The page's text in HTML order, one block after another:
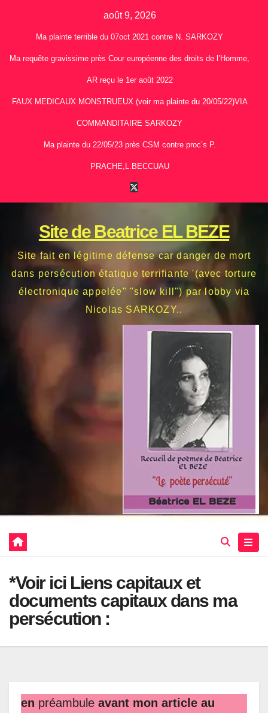
août 9, 2026
Ma plainte terrible du 07oct 2021 contre N. SARKOZY
Ma requête gravissime près Cour européenne des droits de l’Homme,
AR reçu le 1er août 2022
FAUX MEDICAUX MONSTRUEUX (voir ma plainte du 20/05/22)VIA
COMMANDITAIRE SARKOZY
Ma plainte du 22/05/23 près CSM contre proc’s P.
PRACHE,L.BECCUAU
Site de Beatrice EL BEZE
Site fait en légitime défense car danger de mort
dans persécution étatique terrifiante '(avec torture
électronique appelée" "slow kill") par lobby via
Nicolas SARKOZY..
*Voir ici Liens capitaux et
documents capitaux dans ma
persécution :
en préambule avant mon article au